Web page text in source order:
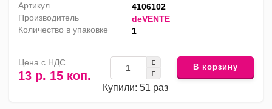
Артикул
4106102
Производитель
deVENTE
Количество в упаковке
1
Цена с НДС
13 р. 15 коп.
Купили: 51 раз
В корзину